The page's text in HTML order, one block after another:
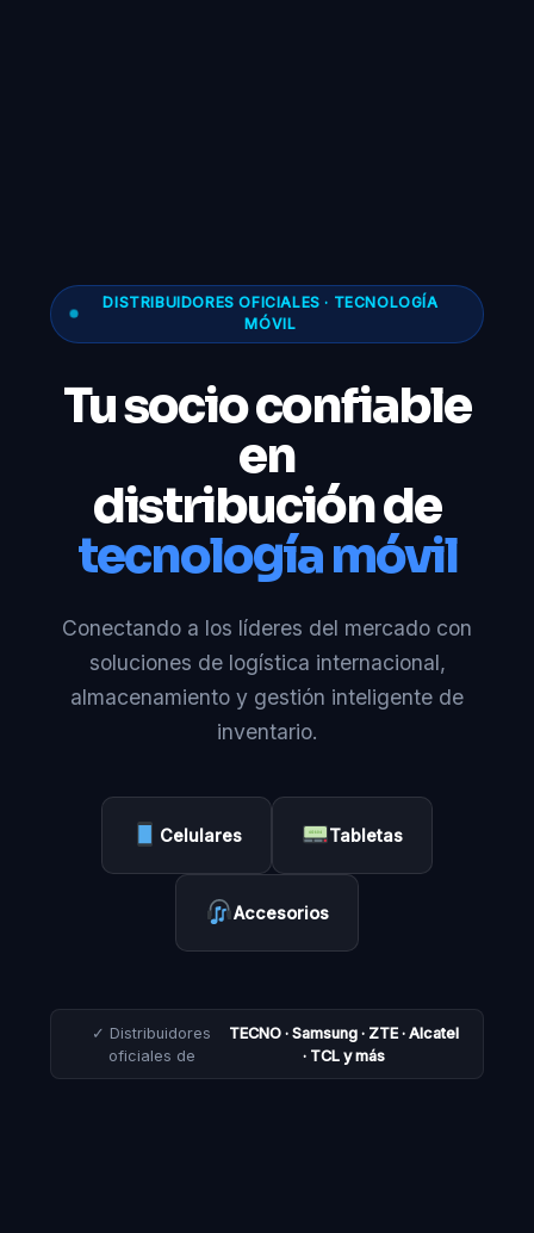
DISTRIBUIDORES OFICIALES · TECNOLOGÍA
MÓVIL
Tu socio confiable
en
distribución de
tecnología móvil
Conectando a los líderes del mercado con
soluciones de logística internacional,
almacenamiento y gestión inteligente de
inventario.
Celulares Tabletas
Accesorios
✓ Distribuidores
oficiales de
TECNO · Samsung · ZTE · Alcatel
· TCL y más